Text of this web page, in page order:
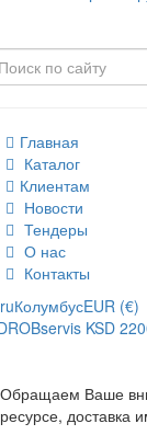
Главная
Каталог
Клиентам
Новости
Тендеры
О нас
Контакты
ruКолумбусEUR (€)
KSD
Обращаем Ваше
ресурсе, доставка